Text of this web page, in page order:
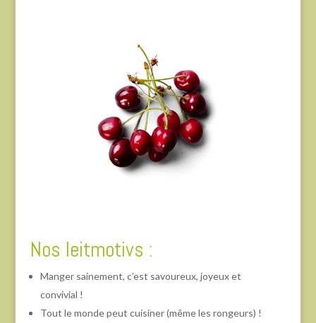
Nos leitmotivs :
Manger sainement, c’est savoureux, joyeux et
convivial !
Tout le monde peut cuisiner (même les rongeurs) !